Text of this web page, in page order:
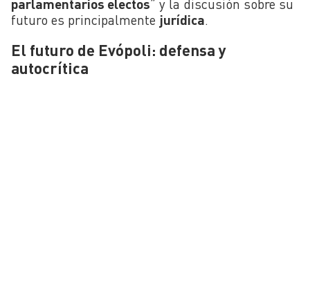
parlamentarios electos” y la discusión sobre su
futuro es principalmente jurídica.
El futuro de Evópoli: defensa y
autocrítica